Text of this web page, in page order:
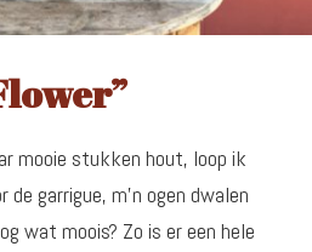
mooie stukken hout, loop ik
garrigue, m’n ogen dwalen
wat moois? Zo is er een hele